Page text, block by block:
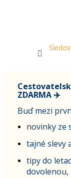
ZDARMA ✈️
Buď mezi
novinky ze
tajné slevy
tipy do
dovolenou,